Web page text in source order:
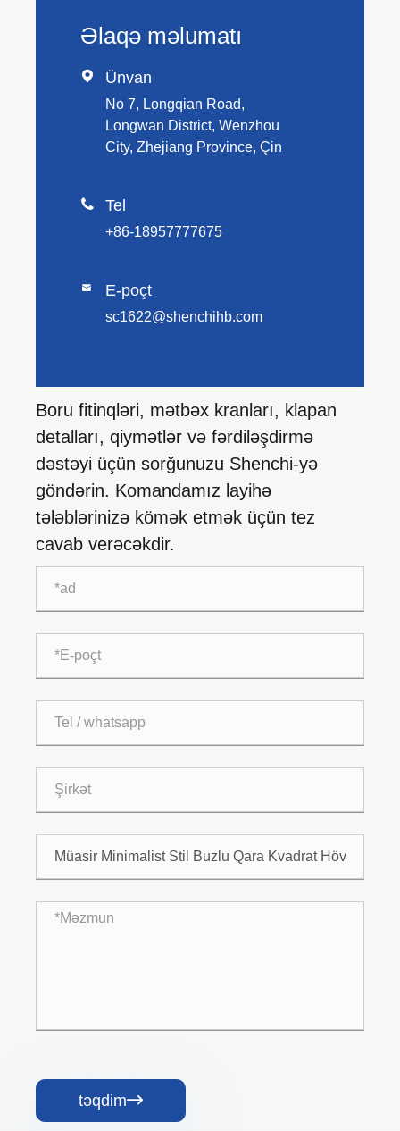
Əlaqə məlumatı
 Ünvan
No 7, Longqian Road,
Longwan District, Wenzhou
City, Zhejiang Province, Çin
 Tel
+86-18957777675
 E-poçt
sc1622@shenchihb.com
Boru fitinqləri, mətbəx kranları, klapan
detalları, qiymətlər və fərdiləşdirmə
dəstəyi üçün sorğunuzu Shenchi-yə
göndərin. Komandamız layihə
tələblərinizə kömək etmək üçün tez
cavab verəcəkdir.
təqdim